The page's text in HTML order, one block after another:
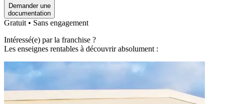
Demander une
documentation
Gratuit • Sans engagement
Intéressé(e) par la franchise ?
Les enseignes rentables à découvrir absolument :